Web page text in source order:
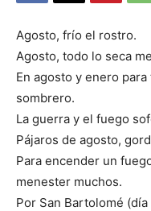
Agosto, frío el rostro.
Agosto, todo lo seca
En agosto y enero
sombrero.
La guerra y el fuego
Pájaros de agosto,
Para encender un
menester muchos.
Por San Bartolomé